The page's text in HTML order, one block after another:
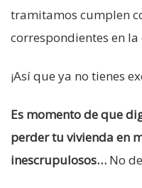
tramitamos cumplen
correspondientes en
¡Así que ya no tienes
Es momento de que
perder tu vivienda en
inescrupulosos… No